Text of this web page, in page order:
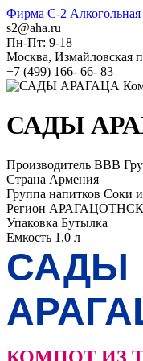
Фирма C-2
s2@aha.ru
Пн-Пт: 9-18
Москва, Измайловская
+7 (499) 166- 66- 83
САДЫ
Производитель ВВВ
Страна Армения
Группа напитков Соки
Регион
Упаковка Бутылка
Емкость 1,0 л
САДЫ